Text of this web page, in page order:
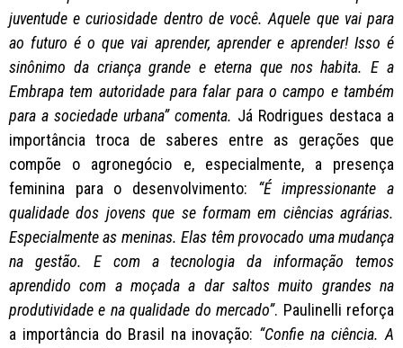
juventude e curiosidade dentro de você. Aquele que vai para
ao futuro é o que vai aprender, aprender e aprender! Isso é
sinônimo da criança grande e eterna que nos habita. E a
Embrapa tem autoridade para falar para o campo e também
para a sociedade urbana” comenta. Já Rodrigues destaca a
importância troca de saberes entre as gerações que
compõe o agronegócio e, especialmente, a presença
feminina para o desenvolvimento: “É impressionante a
qualidade dos jovens que se formam em ciências agrárias.
Especialmente as meninas. Elas têm provocado uma mudança
na gestão. E com a tecnologia da informação temos
aprendido com a moçada a dar saltos muito grandes na
produtividade e na qualidade do mercado”. Paulinelli reforça
a importância do Brasil na inovação: “Confie na ciência. A